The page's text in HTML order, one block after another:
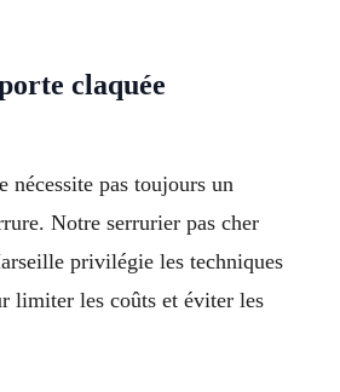
claquée
nécessite pas toujours un
Notre serrurier pas cher
privilégie les techniques
limiter les coûts et éviter les